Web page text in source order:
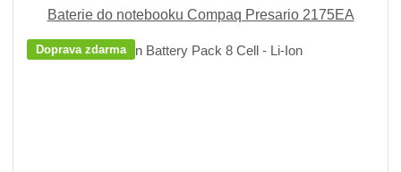
Baterie do notebooku Compaq Presario 2175EA
Doprava zdarma